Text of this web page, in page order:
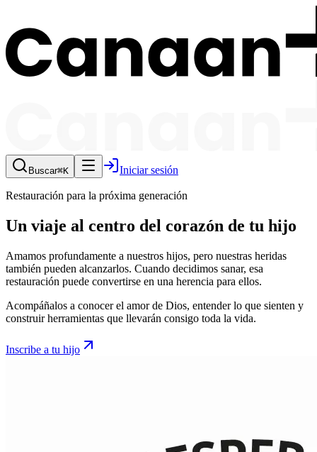
Buscar⌘K Iniciar sesión
Restauración para la próxima generación
Un viaje al centro del corazón de tu hijo
Amamos profundamente a nuestros hijos, pero nuestras heridas
también pueden alcanzarlos. Cuando decidimos sanar, esa
restauración puede convertirse en una herencia para ellos.
Acompáñalos a conocer el amor de Dios, entender lo que sienten y
construir herramientas que llevarán consigo toda la vida.
Inscribe a tu hijo